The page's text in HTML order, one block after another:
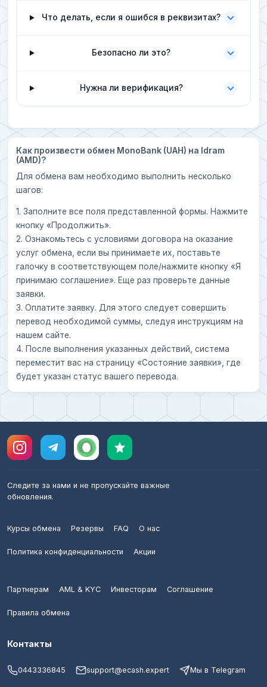
Что делать, если я ошибся в реквизитах?
Безопасно ли это?
Нужна ли верификация?
Как произвести обмен MonoBank (UAH) на Idram
(AMD)?
Для обмена вам необходимо выполнить несколько
шагов:
1. Заполните все поля представленной формы. Нажмите
кнопку «Продолжить».
2. Ознакомьтесь с условиями договора на оказание
услуг обмена, если вы принимаете их, поставьте
галочку в соответствующем поле/нажмите кнопку «Я
принимаю соглашение». Еще раз проверьте данные
заявки.
3. Оплатите заявку. Для этого следует совершить
перевод необходимой суммы, следуя инструкциям на
нашем сайте.
4. После выполнения указанных действий, система
переместит вас на страницу «Состояние заявки», где
будет указан статус вашего перевода.
Следите за нами и не пропускайте важные
обновления.
Курсы обмена Резервы FAQ О нас
Политика конфиденциальности Акции
Партнерам AML & KYC Инвесторам Соглашение
Правила обмена
Контакты
0443336845 support@ecash.expert Мы в Telegram